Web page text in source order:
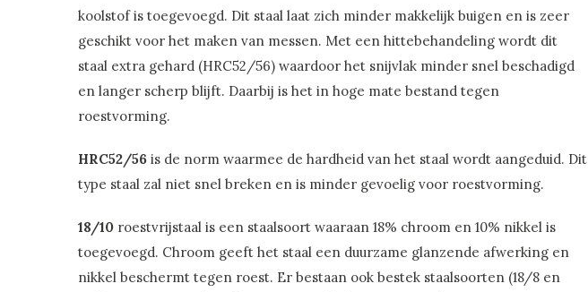
koolstof is toegevoegd. Dit staal laat zich minder makkelijk buigen en is zeer
geschikt voor het maken van messen. Met een hittebehandeling wordt dit
staal extra gehard (HRC52/56) waardoor het snijvlak minder snel beschadigd
en langer scherp blijft. Daarbij is het in hoge mate bestand tegen
roestvorming.
HRC52/56 is de norm waarmee de hardheid van het staal wordt aangeduid. Dit
type staal zal niet snel breken en is minder gevoelig voor roestvorming.
18/10 roestvrijstaal is een staalsoort waaraan 18% chroom en 10% nikkel is
toegevoegd. Chroom geeft het staal een duurzame glanzende afwerking en
nikkel beschermt tegen roest. Er bestaan ook bestek staalsoorten (18/8 en